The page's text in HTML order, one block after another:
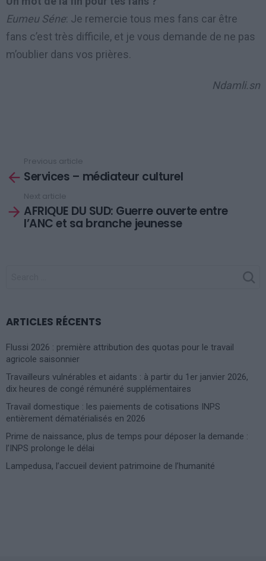
Eumeu Séne: Je remercie tous mes fans car être
fans c’est très difficile, et je vous demande de ne pas
m’oublier dans vos prières.
Ndamli.sn
more
Previous article
Services – médiateur culturel
Next article
AFRIQUE DU SUD: Guerre ouverte entre
l’ANC et sa branche jeunesse
ARTICLES RÉCENTS
Flussi 2026 : première attribution des quotas pour le travail
agricole saisonnier
Travailleurs vulnérables et aidants : à partir du 1er janvier 2026,
dix heures de congé rémunéré supplémentaires
Travail domestique : les paiements de cotisations INPS
entièrement dématérialisés en 2026
Prime de naissance, plus de temps pour déposer la demande :
l’INPS prolonge le délai
Lampedusa, l’accueil devient patrimoine de l’humanité